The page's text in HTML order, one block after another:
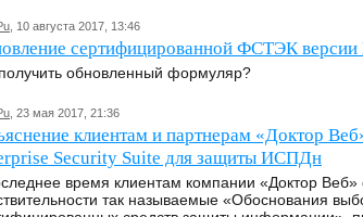
, 10 августа 2017, 13:46
сертифицированной ФСТЭК версии
обновленный формуляр?
, 23 мая 2017, 21:36
клиентам и партнерам «Доктор
Security Suite для защиты ИСПДн
время клиентам компании «Доктор Веб»
так называемые «Обоснования